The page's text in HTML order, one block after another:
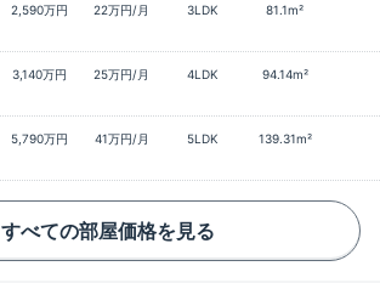
2,590万円 22万円/月 3LDK
81.1m²
3,140万円 25万円/月 4LDK
94.14m²
5,790万円 41万円/月 5LDK
139.31m²
すべての部屋価格を見る